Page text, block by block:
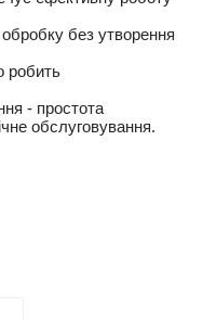
без утворення
робить
- простота
обслуговування.